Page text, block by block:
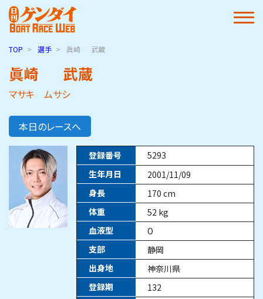
TOP 選手 眞崎 武蔵
眞崎 武蔵
マサキ ムサシ
本日のレースへ
登録番号
5293
生年月日
2001/11/09
身長
170 cm
体重
52 kg
血液型
O
支部
静岡
出身地
神奈川県
登録期
132